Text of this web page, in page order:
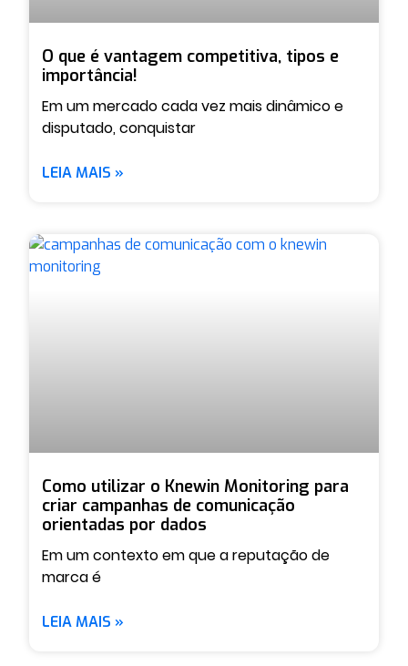
O que é vantagem competitiva, tipos e
importância!
Em um mercado cada vez mais dinâmico e
disputado, conquistar
LEIA MAIS »
Como utilizar o Knewin Monitoring para
criar campanhas de comunicação
orientadas por dados
Em um contexto em que a reputação de
marca é
LEIA MAIS »